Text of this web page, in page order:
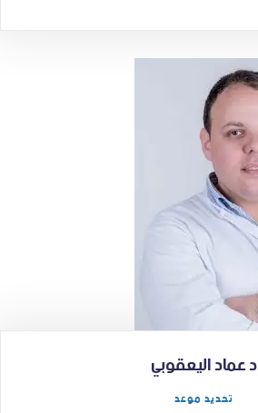
د عماد اليعقوبي
تحديد موعد